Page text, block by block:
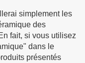
simplement les
des
fait, si vous utilisez
dans le
présentés